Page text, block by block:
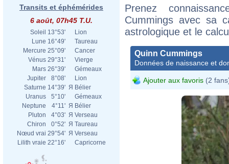
Transits et éphémérides
6 août, 07h45 T.U.
Soleil 13°53'
Lion
Lune 16°49'
Taureau
Mercure 25°09'
Cancer
Vénus 29°31'
Vierge
Mars 26°39'
Gémeaux
Jupiter
8°08'
Lion
Saturne 14°39' Я Bélier
Uranus
5°10'
Gémeaux
Neptune
4°11' Я Bélier
Pluton
4°03' Я Verseau
Chiron
0°52' Я Taureau
Nœud vrai 29°54' Я Verseau
Lilith vraie 22°16' Capricorne
Prenez
Cummings avec sa
astrologique et le
Quinn Cummings
Données de naissance et
Ajouter aux favoris (2